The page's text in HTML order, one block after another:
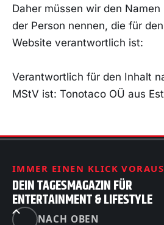
Daher müssen wir den
der Person nennen, die für
Website verantwortlich ist:
Verantwortlich für den Inhalt
MStV ist: Tonotaco OÜ aus
IMMER EINEN KLICK VORAUS
DEIN TAGESMAGAZIN FÜR
ENTERTAINMENT & LIFESTYLE
NACH OBEN